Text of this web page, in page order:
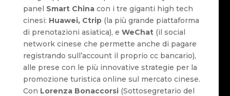
panel Smart Chinacon i tre giganti high tech
cinesi: Huawei, Ctrip(la più grande piattaforma
di prenotazioni asiatica), e WeChat(il social
network cinese che permette anche di pagare
registrando sull’account il proprio cc bancario),
alle prese con le più innovative strategie per la
promozione turistica online sul mercato cinese.
Con Lorenza Bonaccorsi(Sottosegretario del